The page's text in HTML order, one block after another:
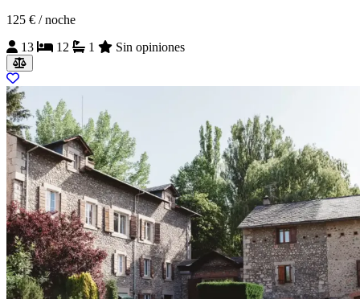
125 € / noche
13
12 1 Sin opiniones